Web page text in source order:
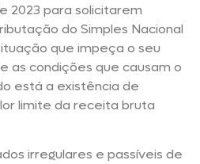
2023 para solicitarem
do Simples Nacional
que impeça o seu
as condições que causam o
está a existência de
limite da receita bruta
irregulares e passíveis de